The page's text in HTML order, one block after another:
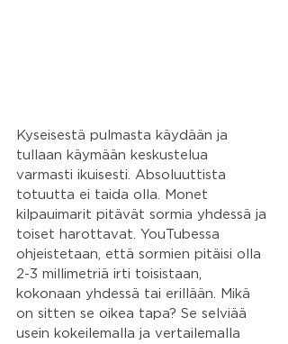
Kyseisestä pulmasta käydään ja
tullaan käymään keskustelua
varmasti ikuisesti. Absoluuttista
totuutta ei taida olla. Monet
kilpauimarit pitävät sormia yhdessä ja
toiset harottavat. YouTubessa
ohjeistetaan, että sormien pitäisi olla
2-3 millimetriä irti toisistaan,
kokonaan yhdessä tai erillään. Mikä
on sitten se oikea tapa? Se selviää
usein kokeilemalla ja vertailemalla